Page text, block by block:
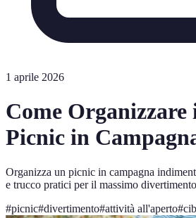
1 aprile 2026
Come
Picnic in
Organizza un picnic in campagna
e trucco pratici per il massimo
#picnic#divertimento#attività all'aperto#